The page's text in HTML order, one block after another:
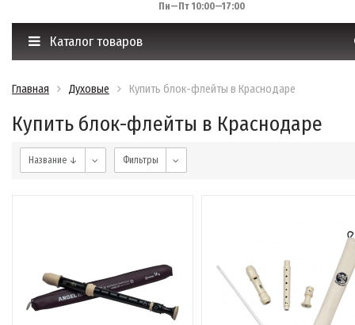
Пн—Пт 10:00—17:00
Каталог товаров
Главная Духовые Купить блок-флейты в Краснодаре
Купить блок-флейты в Краснодаре
Название ↓ Фильтры